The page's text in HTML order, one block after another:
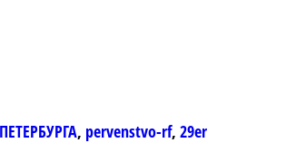
, pervenstvo-rf, 29er